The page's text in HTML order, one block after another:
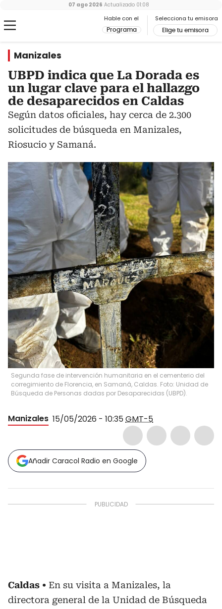
Hable con el
Programa
Selecciona tu emisora
Elige tu emisora
07 ago 2026 Actualizado 01:08
Manizales
UBPD indica que La Dorada es
un lugar clave para el hallazgo
de desaparecidos en Caldas
Según datos oficiales, hay cerca de 2.300
solicitudes de búsqueda en Manizales,
Riosucio y Samaná.
Segunda fase de intervención humanitaria en el cementerio del
corregimiento de Florencia, en Samaná, Caldas. Foto: Unidad de
Búsqueda de Personas dadas por Desaparecidas (UBPD).
Manizales 15/05/2026 - 10:35GMT-5
Añadir Caracol Radio en Google
Caldas
En su visita a Manizales, la
directora general de la Unidad de Búsqueda